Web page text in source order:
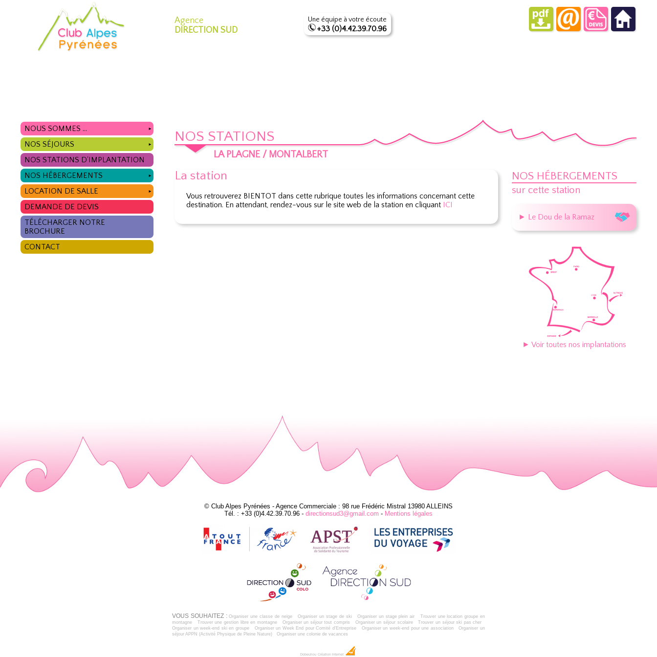
Agence
DIRECTION SUD
Une équipe à votre écoute
+33 (0)4.42.39.70.96
NOUS SOMMES ... ►
NOS SÉJOURS ►
NOS STATIONS D'IMPLANTATION
NOS HÉBERGEMENTS
►
LOCATION DE SALLE ►
DEMANDE DE DEVIS
TÉLÉCHARGER NOTRE
BROCHURE
CONTACT
NOS STATIONS
LA PLAGNE / MONTALBERT
La station
Vous retrouverez BIENTOT dans cette rubrique toutes les informations concernant cette
destination. En attendant, rendez-vous sur le site web de la station en cliquant ICI
NOS HÉBERGEMENTS
sur cette station
► Le Dou de la Ramaz
► Voir toutes nos implantations
© Club Alpes Pyrénées - Agence Commerciale : 98 rue Frédéric Mistral 13980 ALLEINS
Tél. : +33 (0)4.42.39.70.96 - directionsud3@gmail.com - Mentions légales
VOUS SOUHAITEZ :Organiser une classe de neige Organiser un stage de ski Organiser un stage plein air
Trouver une location groupe en
montagne
Trouver une gestion libre en montagne Organiser un séjour tout compris Organiser un séjour scolaire
Trouver un séjour ski pas cher
Organiser un week-end ski en groupe
Organiser un Week End pour Comité d'Entreprise Organiser un week-end pour une association
Organiser un
séjour APPN (Activité Physique de Pleine Nature)
Organiser une colonie de vacances
Dobeuliou Création Internet